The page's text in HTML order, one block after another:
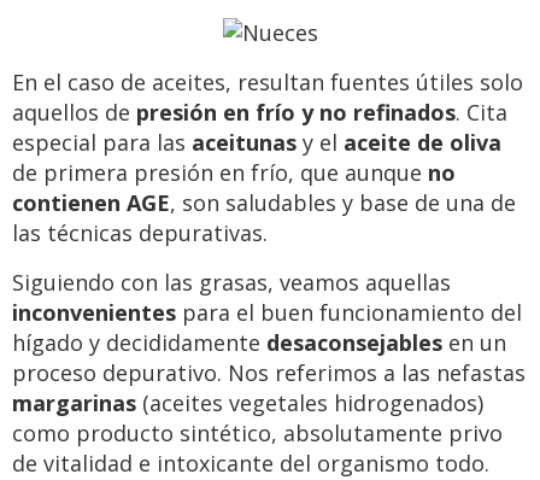
En el caso de aceites, resultan fuentes útiles solo
aquellos de presión en frío y no refinados. Cita
especial para las aceitunas y el aceite de oliva
de primera presión en frío, que aunque no
contienen AGE, son saludables y base de una de
las técnicas depurativas.
Siguiendo con las grasas, veamos aquellas
inconvenientes para el buen funcionamiento del
hígado y decididamente desaconsejables en un
proceso depurativo. Nos referimos a las nefastas
margarinas (aceites vegetales hidrogenados)
como producto sintético, absolutamente privo
de vitalidad e intoxicante del organismo todo.